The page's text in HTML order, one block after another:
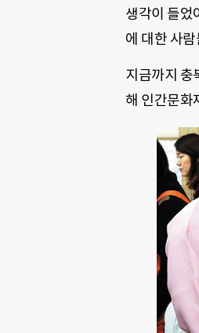
생각이 들었
에 대한 사
지금까지 충
해 인간문화